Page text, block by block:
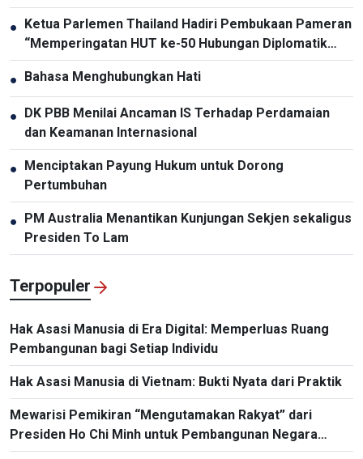
Paparo
●
Ketua Parlemen Thailand Hadiri Pembukaan Pameran
“Memperingatan HUT ke-50 Hubungan Diplomatik
Vietnam-Thailand”
●
Bahasa Menghubungkan Hati
●
DK PBB Menilai Ancaman IS Terhadap Perdamaian
dan Keamanan Internasional
●
Menciptakan Payung Hukum untuk Dorong
Pertumbuhan
●
PM Australia Menantikan Kunjungan Sekjen sekaligus
Presiden To Lam
Terpopuler
Hak Asasi Manusia di Era Digital: Memperluas Ruang
Pembangunan bagi Setiap Individu
Hak Asasi Manusia di Vietnam: Bukti Nyata dari Praktik
Mewarisi Pemikiran “Mengutamakan Rakyat” dari
Presiden Ho Chi Minh untuk Pembangunan Negara
Masa Kini